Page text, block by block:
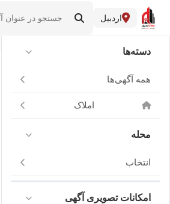
اردبیل
دسته‌ها
همه آگهی‌ها
املاک
محله
انتخاب
امکانات تصویری آگهی